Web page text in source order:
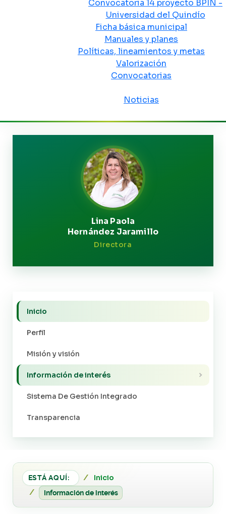
Convocatoria 14 proyecto BPIN -
Universidad del Quindío
Ficha básica municipal
Manuales y planes
Políticas, lineamientos y metas
Valorización
Convocatorias
Noticias
Lina Paola
Hernández Jaramillo
Directora
Inicio
Perfil
Misión y visión
Información de interés
Sistema De Gestión Integrado
Transparencia
ESTÁ AQUÍ: Inicio
Información de interés